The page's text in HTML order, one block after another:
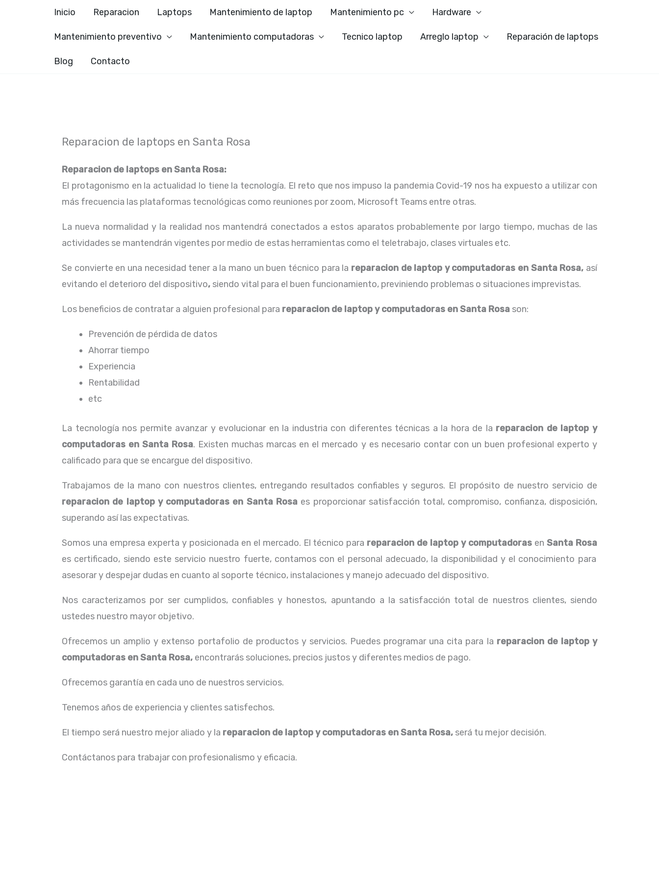
Inicio Reparacion Laptops Mantenimiento de laptop Mantenimiento pc Hardware
Mantenimiento preventivo Mantenimiento computadoras Tecnico laptop Arreglo laptop Reparación de laptops
Blog Contacto
Reparacion de laptops en Santa Rosa
Reparacion de laptops enSanta Rosa:
El protagonismo en la actualidad lo tiene la tecnología. El reto que nos impuso la pandemia Covid-19 nos ha expuesto a utilizar con
más frecuencia las plataformas tecnológicas como reuniones por zoom, Microsoft Teams entre otras.
La nueva normalidad y la realidad nos mantendrá conectados a estos aparatos probablemente por largo tiempo, muchas de las
actividades se mantendrán vigentes por medio de estas herramientas como el teletrabajo, clases virtuales etc.
Se convierte en una necesidad tener a la mano un buen técnico para la reparacion de laptop y computadoras en Santa Rosa, así
evitando el deterioro del dispositivo, siendo vital para el buen funcionamiento, previniendo problemas o situaciones imprevistas.
Los beneficios de contratar a alguien profesional para reparacion de laptop y computadoras en Santa Rosa son:
Prevención de pérdida de datos
Ahorrar tiempo
Experiencia
Rentabilidad
etc
La tecnología nos permite avanzar y evolucionar en la industria con diferentes técnicas a la hora de la reparacion de laptop y
computadoras en Santa Rosa. Existen muchas marcas en el mercado y es necesario contar con un buen profesional experto y
calificado para que se encargue del dispositivo.
Trabajamos de la mano con nuestros clientes, entregando resultados confiables y seguros. El propósito de nuestro servicio de
reparacion de laptop y computadoras en Santa Rosa es proporcionar satisfacción total, compromiso, confianza, disposición,
superando así las expectativas.
Somos una empresa experta y posicionada en el mercado. El técnico para reparacion de laptop y computadoras enSanta Rosa
es certificado, siendo este servicio nuestro fuerte, contamos con el personal adecuado, la disponibilidad y el conocimiento para
asesorar y despejar dudas en cuanto al soporte técnico, instalaciones y manejo adecuado del dispositivo.
Nos caracterizamos por ser cumplidos, confiables y honestos, apuntando a la satisfacción total de nuestros clientes, siendo
ustedes nuestro mayor objetivo.
Ofrecemos un amplio y extenso portafolio de productos y servicios. Puedes programar una cita para la reparacion de laptop y
computadoras en Santa Rosa, encontrarás soluciones, precios justos y diferentes medios de pago.
Ofrecemos garantía en cada uno de nuestros servicios.
Tenemos años de experiencia y clientes satisfechos.
El tiempo será nuestro mejor aliado y la reparacion de laptop y computadoras en Santa Rosa, será tu mejor decisión.
Contáctanos para trabajar con profesionalismo y eficacia.